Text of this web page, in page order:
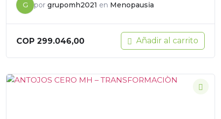
G por grupomh2021 en Menopausia
COP 299.046,00 Añadir al carrito